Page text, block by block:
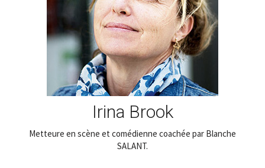
Irina Brook
Metteure en scène et comédienne coachée par Blanche
SALANT.